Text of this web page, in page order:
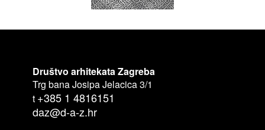
Društvo arhitekata Zagreba
Trg bana Josipa Jelacica 3/1
t +385 1 4816151
daz@d-a-z.hr